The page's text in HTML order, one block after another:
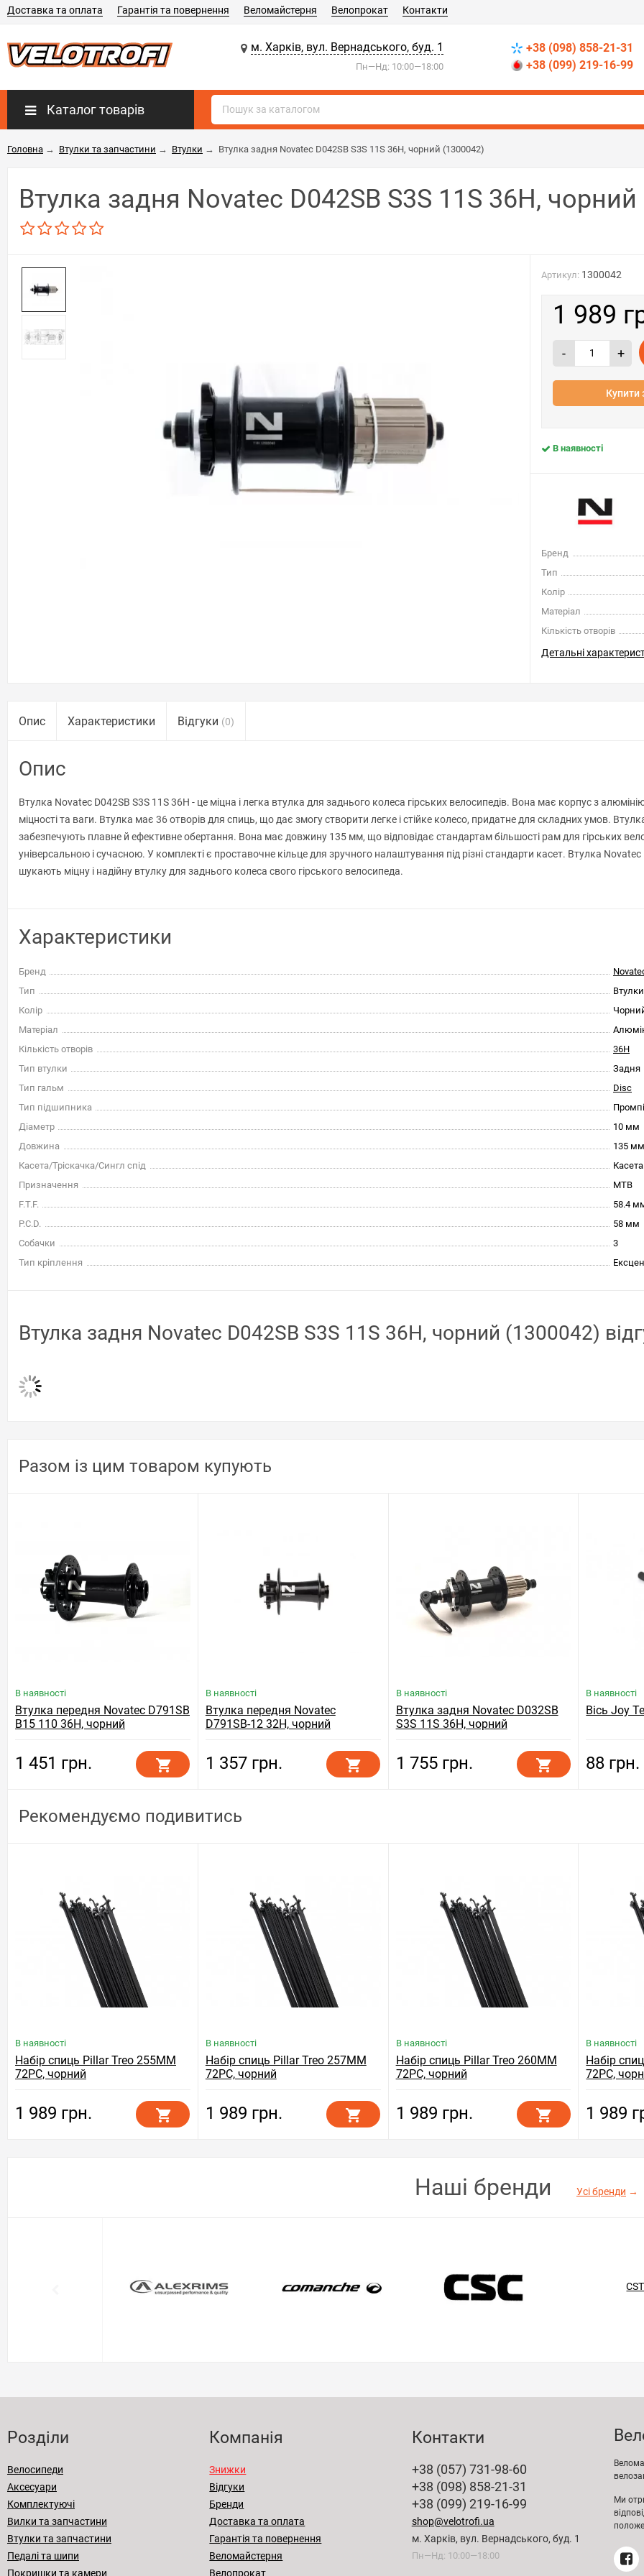
Доставка та оплата Гарантія та повернення Веломайстерня Велопрокат Контакти
м. Харків, вул. Вернадського, буд. 1
Пн—Нд: 10:00—18:00
+38 (098) 858-21-31
+38 (099) 219-16-99
Каталог товарів
Головна → Втулки та запчастини → Втулки → Втулка задня Novatec D042SB S3S 11S 36H, чорний (1300042)
Втулка задня Novatec D042SB S3S 11S 36H,
Артикул: 1300042
1 989
- +
Купити
В наявності
Бренд
Тип
Колір
Матеріал
Кількість отворів
Детальні
Опис Характеристики Відгуки (0)
Опис
Втулка Novatec D042SB S3S 11S 36H - це міцна і легка втулка для заднього колеса гірських велосипедів. Вона має корпус з
міцності та ваги. Втулка має 36 отворів для спиць, що дає змогу створити легке і стійке колесо, придатне для складних умов.
забезпечують плавне й ефективне обертання. Вона має довжину 135 мм, що відповідає стандартам більшості рам для гірських
універсальною і сучасною. У комплекті є проставочне кільце для зручного налаштування під різні стандарти касет. Втулка Novatec
шукають міцну і надійну втулку для заднього колеса свого гірського велосипеда.
Характеристики
Бренд
Тип
Втулки
Колір
Матеріал
Кількість отворів
36H
Тип втулки
Задня
Тип гальм
Disc
Тип підшипника
Діаметр
10 мм
Довжина
135 мм
Касета/Тріскачка/Сингл спід
Касета
Призначення
МТВ
F.T.F.
58.4
P.C.D.
58 мм
Собачки
3
Тип кріплення
Втулка задня Novatec D042SB S3S 11S 36H, чорний (1300042)
Разом із цим товаром купують
В наявності
Втулка передня Novatec D791SB
B15 110 36H, чорний
1 451 грн.
В наявності
Втулка передня Novatec
D791SB-12 32H, чорний
1 357 грн.
В наявності
Втулка задня Novatec D032SB
S3S 11S 36H, чорний
1 755 грн.
В наявності
Вісь Joy
88 грн.
Рекомендуємо подивитись
В наявності
Набір спиць Pillar Treo 255MM
72PC, чорний
1 989 грн.
В наявності
Набір спиць Pillar Treo 257MM
72PC, чорний
1 989 грн.
В наявності
Набір спиць Pillar Treo 260MM
72PC, чорний
1 989 грн.
В наявності
Набір
72PC,
1 989
Наші бренди Усі бренди →
CST
Розділи
Велосипеди
Аксесуари
Комплектуючі
Вилки та запчастини
Втулки та запчастини
Педалі та шипи
Покришки та камери
Компанія
Знижки
Відгуки
Бренди
Доставка та оплата
Гарантія та повернення
Веломайстерня
Велопрокат
Контакти
+38 (057) 731-98-60
+38 (098) 858-21-31
+38 (099) 219-16-99
shop@velotrofi.ua
м. Харків, вул. Вернадського, буд. 1
Пн—Нд: 10:00—18:00
Ми